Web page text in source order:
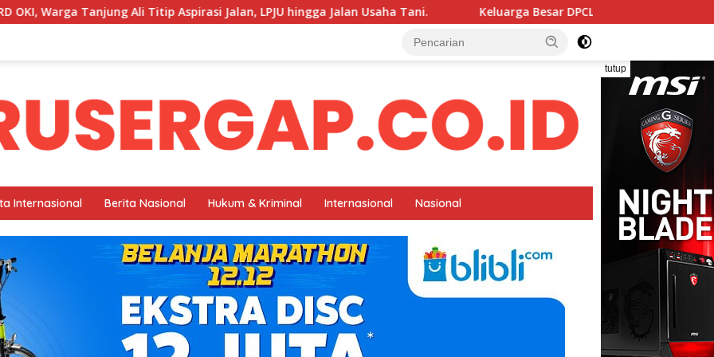
Titip Aspirasi Jalan, LPJU hingga Jalan Usaha Tani. Keluarga Besar DPCLSM ELANG MAS LABUHAN BATU. MELAKUKAN
tutup
Internasional Berita Nasional Hukum & Kriminal Internasional Nasional